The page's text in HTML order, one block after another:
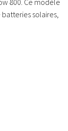
800. Ce modèle
solaires,